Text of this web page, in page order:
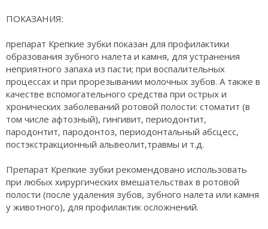
ПОКАЗАНИЯ:
препарат Крепкие зубки показан для профилактики
образования зубного налета и камня, для устранения
неприятного запаха из пасти; при воспалительных
процессах и при прорезывании молочных зубов. А также в
качестве вспомогательного средства при острых и
хронических заболеваний ротовой полости: стоматит (в
том числе афтозный), гингивит, периодонтит,
пародонтит, пародонтоз, периодонтальный абсцесс,
постэкстракционный альвеолит,травмы и т.д.
Препарат Крепкие зубки рекомендовано использовать
при любых хирургических вмешательствах в ротовой
полости (после удаления зубов, зубного налета или камня
у животного), для профилактик осложнений.